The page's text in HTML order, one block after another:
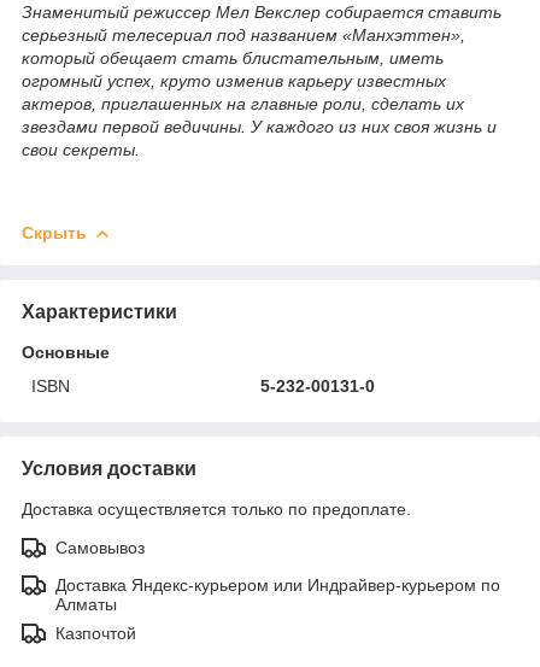
Знаменитый режиссер Мел Векслер собирается ставить
серьезный телесериал под названием «Манхэттен»,
который обещает стать блистательным, иметь
огромный успех, круто изменив карьеру известных
актеров, приглашенных на главные роли, сделать их
звездами первой ведичины. У каждого из них своя жизнь и
свои секреты.
Скрыть
Характеристики
Основные
ISBN
5-232-00131-0
Условия доставки
Доставка осуществляется только по предоплате.
Самовывоз
Доставка Яндекс-курьером или Индрайвер-курьером по
Алматы
Казпочтой